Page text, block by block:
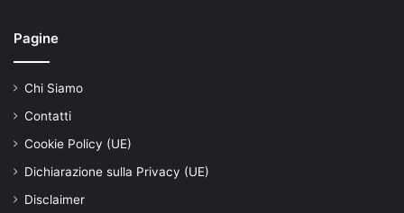
Pagine
Chi Siamo
Contatti
Cookie Policy (UE)
Dichiarazione sulla Privacy (UE)
Disclaimer